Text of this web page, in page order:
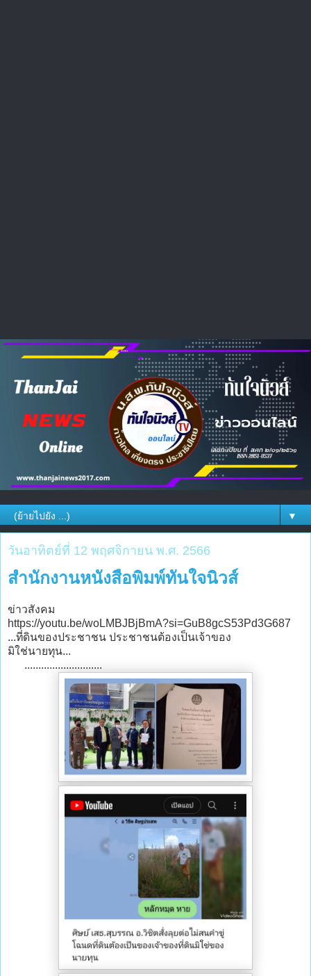
▼
วันอาทิตย์ที่ 12 พฤศจิกายน พ.ศ. 2566
สำนักงานหนังสือพิมพ์ทันใจนิวส์
ข่าวสังคม
https://youtu.be/woLMBJBjBmA?si=GuB8gcS53Pd3G687
...ที่ดินของประชาชน ประชาชนต้องเป็นเจ้าของ
มิใช่นายทุน...
............................